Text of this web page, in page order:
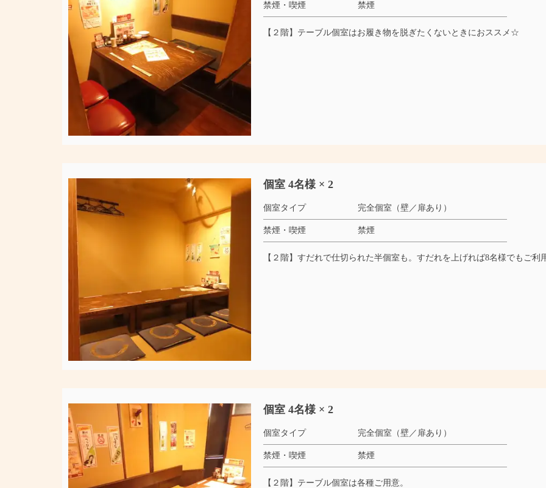
禁煙・喫煙 禁煙
【２階】テーブル個室はお履き物を脱ぎたくないときにおススメ☆
個室 4名様 × 2
個室タイプ 完全個室（壁／扉あり）
禁煙・喫煙 禁煙
【２階】すだれで仕切られた半個室も。すだれを上げれば8名様でもご利
個室 4名様 × 2
個室タイプ 完全個室（壁／扉あり）
禁煙・喫煙 禁煙
【２階】テーブル個室は各種ご用意。